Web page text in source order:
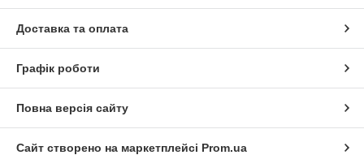
Доставка та оплата
Графік роботи
Повна версія сайту
Сайт створено на маркетплейсі Prom.ua